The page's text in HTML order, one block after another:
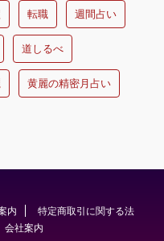
転職 週間占い
道しるべ
黄麗の精密月占い
内
特定商取引に関する法
会社案内